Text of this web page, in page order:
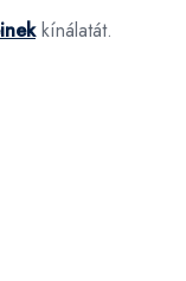
kínálatát.